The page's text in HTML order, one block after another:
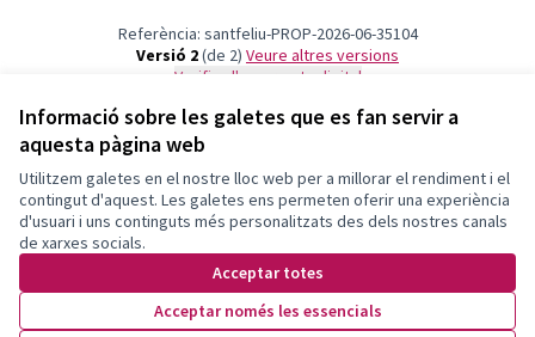
Informació sobre les galetes que es fan servir a
aquesta pàgina web
Utilitzem galetes en el nostre lloc web per a millorar el rendiment i el
contingut d'aquest. Les galetes ens permeten oferir una experiència
d'usuari i uns continguts més personalitzats des dels nostres canals
de xarxes socials.
Acceptar totes
Acceptar només les essencials
Referència: santfeliu-PROP-2026-06-35104
Versió 2(de 2)
veure altres versions
Verifica l'empremta digital
Termes i condicions d'ús
Configuració de les galetes
Decidim Sant Feliu a X
(Enllaç extern)
Decidim Sant Feliu a Facebook
(Enllaç extern)
Decidim Sant Feliu a Instagram
(Enllaç extern)
Decidim Sant Feliu a YouTube
(Enllaç extern)
Triar la llenguaElegir el idioma